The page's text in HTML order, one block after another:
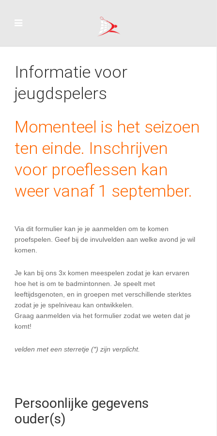
Informatie voor
jeugdspelers
Momenteel is het seizoen
ten einde. Inschrijven
voor proeflessen kan
weer vanaf 1 september.
Via dit formulier kan je je aanmelden om te komen
proefspelen. Geef bij de invulvelden aan welke avond je wil
komen.
Je kan bij ons 3x komen meespelen zodat je kan ervaren
hoe het is om te badmintonnen. Je speelt met
leeftijdsgenoten, en in groepen met verschillende sterktes
zodat je je spelniveau kan ontwikkelen.
Graag aanmelden via het formulier zodat we weten dat je
komt!
velden met een sterretje (*) zijn verplicht.
Persoonlijke gegevens
ouder(s)